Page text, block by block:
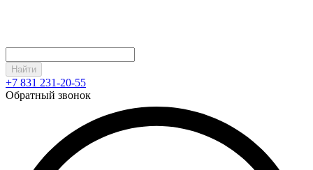
Найти
+7 831 231-20-55
Обратный звонок